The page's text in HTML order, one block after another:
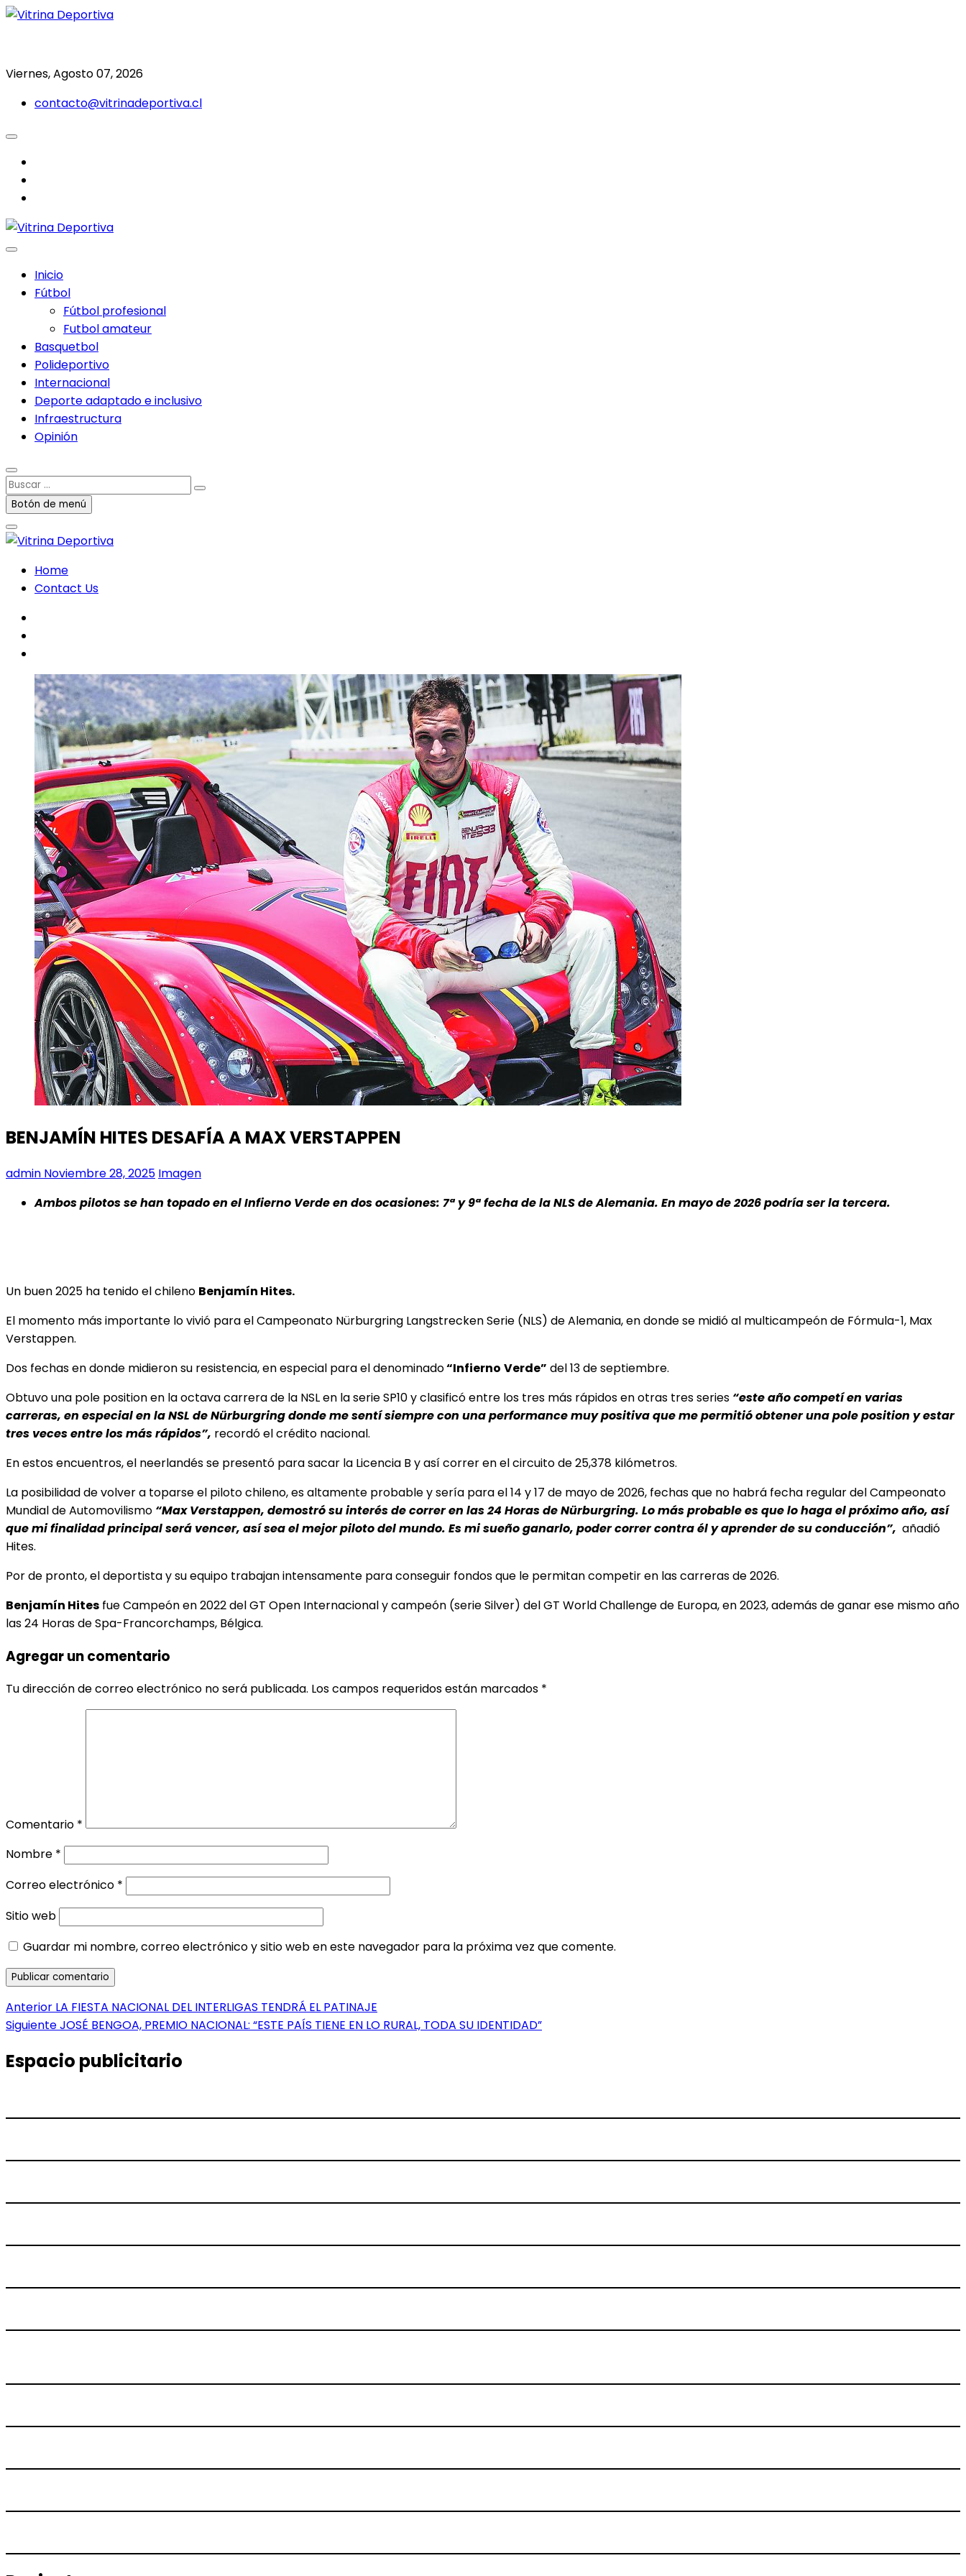
Saltar
Viernes, Agosto 07, 2026
contacto@vitrinadeportiva.cl
Inicio
Fútbol
Fútbol profesional
Futbol amateur
Basquetbol
Polideportivo
Internacional
Deporte adaptado e inclusivo
Infraestructura
Opinión
Buscar
…Botón de menú
Home
Contact Us
BENJAMÍN HITES DESAFÍA A MAX VERSTAPPEN
admin Noviembre 28, 2025 Imagen
Ambos pilotos se han topado en el Infierno Verde en dos ocasiones: 7ª y 9ª fecha de la NLS de Alemania. En mayo de 2026 podría ser la tercera.
Un buen 2025 ha tenido el chileno Benjamín Hites.
El momento más importante lo vivió para el Campeonato Nürburgring Langstrecken Serie (NLS) de Alemania, en donde se midió al multicampeón de Fórmula-1, Max
Verstappen.
Dos fechas en donde midieron su resistencia, en especial para el denominado“Infierno Verde” del 13 de septiembre.
Obtuvo una pole position en la octava carrera de la NSL en la serie SP10 y clasificó entre los tres más rápidos en otras tres series “este año competí en varias
carreras, en especial en la NSL de Nürburgring donde me sentí siempre con una performance muy positiva que me permitió obtener una pole position y estar
tres veces entre los más rápidos”, recordó el crédito nacional.
En estos encuentros, el neerlandés se presentó para sacar la Licencia B y así correr en el circuito de 25,378 kilómetros.
La posibilidad de volver a toparse el piloto chileno, es altamente probable y sería para el 14 y 17 de mayo de 2026, fechas que no habrá fecha regular del Campeonato
Mundial de Automovilismo “Max Verstappen, demostró su interés de correr en las 24 Horas de Nürburgring. Lo más probable es que lo haga el próximo año, así
que mi finalidad principal será vencer, así sea el mejor piloto del mundo. Es mi sueño ganarlo, poder correr contra él y aprender de su conducción”, añadió
Hites.
Por de pronto, el deportista y su equipo trabajan intensamente para conseguir fondos que le permitan competir en las carreras de 2026.
Benjamín Hites fue Campeón en 2022 del GT Open Internacional y campeón (serie Silver) del GT World Challenge de Europa, en 2023, además de ganar ese mismo año
las 24 Horas de Spa-Francorchamps, Bélgica.
Agregar un comentario
Tu dirección de correo electrónico no será publicada. Los campos requeridos están marcados *
Comentario *
Nombre *
Correo electrónico *
Sitio web
Guardar mi nombre, correo electrónico y sitio web en este navegador para la próxima vez que comente.
Navegación
de
entradas
Anterior Entrada
anterior:
LA FIESTA NACIONAL DEL INTERLIGAS TENDRÁ EL PATINAJE
SiguienteEntrada
JOSÉ BENGOA, PREMIO NACIONAL: “ESTE PAÍS TIENE EN LO RURAL, TODA SU IDENTIDAD”
Espacio publicitario